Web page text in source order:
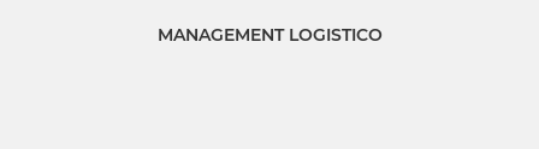
MANAGEMENT LOGISTICO